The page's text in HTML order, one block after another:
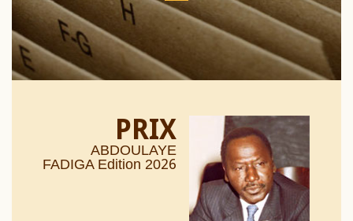
PRIX
ABDOULAYE
FADIGA Edition 2026